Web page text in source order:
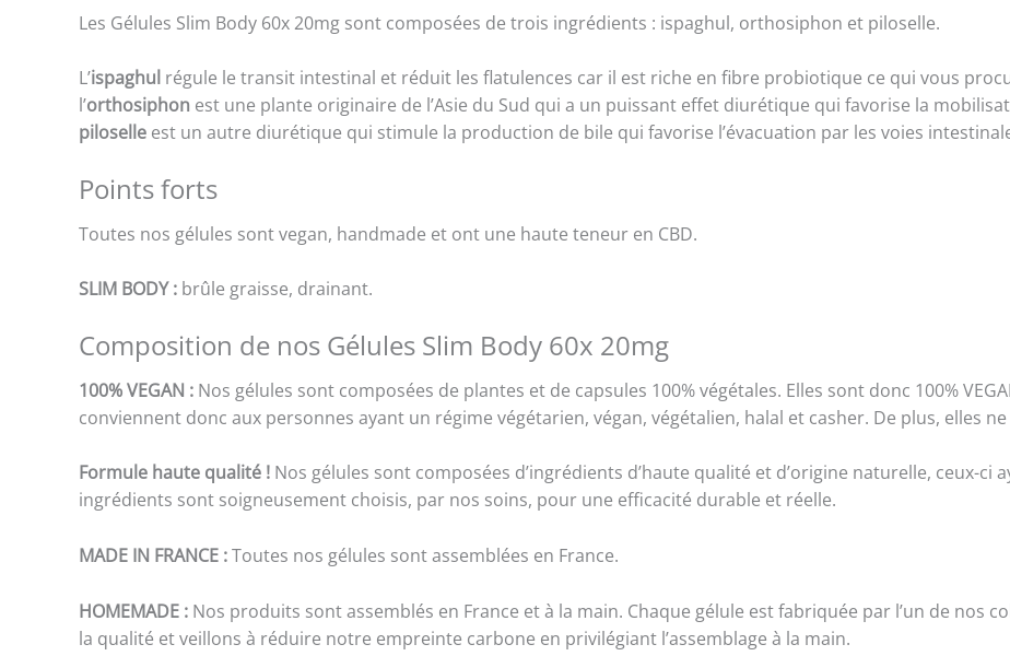
Les Gélules Slim Body 60x 20mg sont composées de trois ingrédients : ispaghul, orthosiphon et piloselle.
L’ispaghul régule le transit intestinal et réduit les flatulences car il est riche en fibre probiotique ce qui vous
l’orthosiphon est une plante originaire de l’Asie du Sud qui a un puissant effet diurétique qui favorise la
piloselle est un autre diurétique qui stimule la production de bile qui favorise l’évacuation par les voies
Points forts
Toutes nos gélules sont vegan, handmade et ont une haute teneur en CBD.
SLIM BODY : brûle graisse, drainant.
Composition de nos Gélules Slim Body 60x 20mg
100% VEGAN : Nos gélules sont composées de plantes et de capsules 100% végétales. Elles sont donc 100%
conviennent donc aux personnes ayant un régime végétarien, végan, végétalien, halal et casher. De plus, elles
Formule haute qualité ! Nos gélules sont composées d’ingrédients d’haute qualité et d’origine naturelle, ceux-ci
ingrédients sont soigneusement choisis, par nos soins, pour une efficacité durable et réelle.
MADE IN FRANCE :Toutes nos gélules sont assemblées en France.
HOMEMADE : Nos produits sont assemblés en France et à la main. Chaque gélule est fabriquée par l’un de nos
la qualité et veillons à réduire notre empreinte carbone en privilégiant l’assemblage à la main.